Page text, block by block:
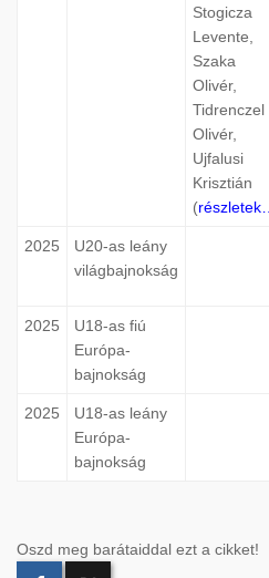
Stogicza
Levente,
Szaka
Olivér,
Tidrenczel
Olivér,
Ujfalusi
Krisztián
(részletek…
2025
U20-as leány
világbajnokság
2025
U18-as fiú
Európa-
bajnokság
2025
U18-as leány
Európa-
bajnokság
Oszd meg barátaiddal ezt a cikket!